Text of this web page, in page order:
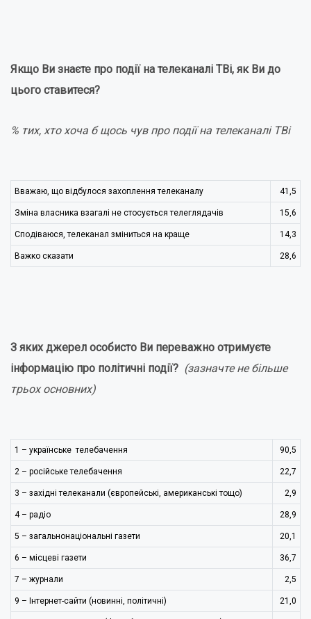
Якщо Ви знаєте про події на телеканалі TВi, як Ви до
цього ставитеся?
% тих, хто хоча б щось чув про події на телеканалі TВi
Вважаю, що відбулося захоплення телеканалу 41,5
Зміна власника взагалі не стосується телеглядачів 15,6
Сподіваюся, телеканал зміниться на краще 14,3
Важко сказати 28,6
З яких джерел особисто Ви переважно отримуєте
інформацію про політичні події? (зазначте не більше
трьох основних)
1 – українське телебачення 90,5
2 – російське телебачення 22,7
3 – західні телеканали (європейські, американські тощо) 2,9
4 – радіо 28,9
5 – загальнонаціональні газети 20,1
6 – місцеві газети 36,7
7 – журнали 2,5
9 – Інтернет-сайти (новинні, політичні) 21,0